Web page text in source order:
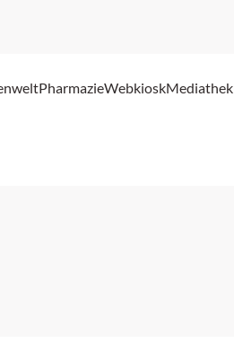
PharmazieWebkioskMediathek